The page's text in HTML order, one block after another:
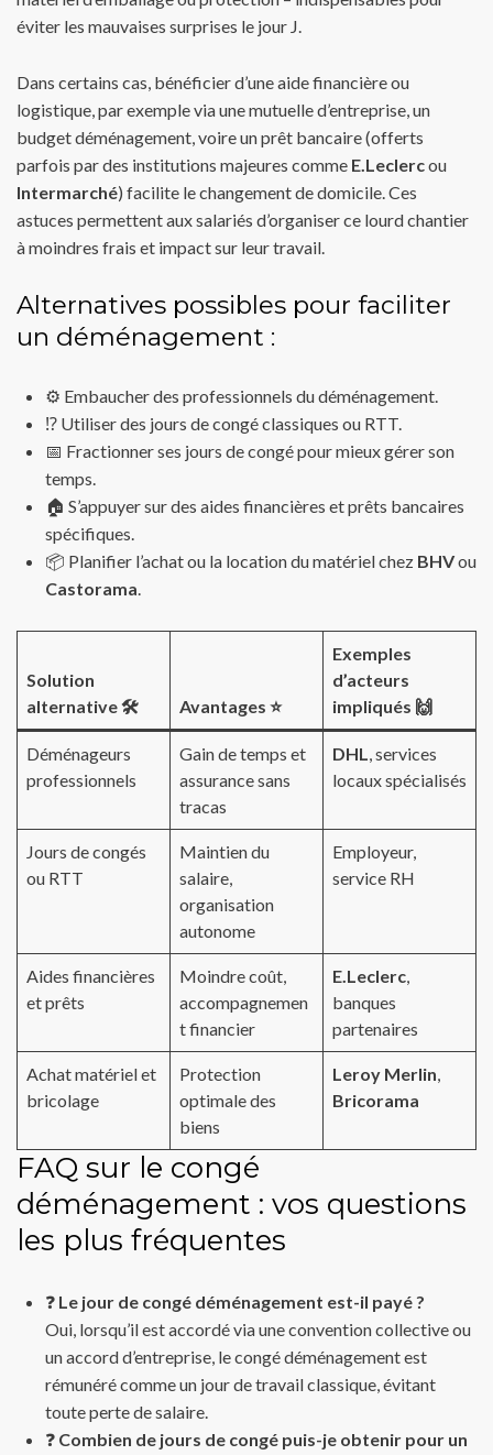
éviter les mauvaises surprises le jour J.
Dans certains cas, bénéficier d’une aide financière ou
logistique, par exemple via une mutuelle d’entreprise, un
budget déménagement, voire un prêt bancaire (offerts
parfois par des institutions majeures comme E.Leclercou
Intermarché) facilite le changement de domicile. Ces
astuces permettent aux salariés d’organiser ce lourd chantier
à moindres frais et impact sur leur travail.
Alternatives possibles pour faciliter
un déménagement :
⚙️ Embaucher des professionnels du déménagement.
⁉️ Utiliser des jours de congé classiques ou RTT.
📅 Fractionner ses jours de congé pour mieux gérer son
temps.
🏠 S’appuyer sur des aides financières et prêts bancaires
spécifiques.
📦 Planifier l’achat ou la location du matériel chez BHVou
Castorama.
Solution
alternative 🛠️
Avantages ⭐
Exemples
d’acteurs
impliqués 🙌
Déménageurs
professionnels
Gain de temps et
assurance sans
tracas
DHL, services
locaux spécialisés
Jours de congés
ou RTT
Maintien du
salaire,
organisation
autonome
Employeur,
service RH
Aides financières
et prêts
Moindre coût,
accompagnemen
t financier
E.Leclerc,
banques
partenaires
Achat matériel et
bricolage
Protection
optimale des
biens
Leroy Merlin,
Bricorama
FAQ sur le congé
déménagement : vos questions
les plus fréquentes
❓ Le jour de congé déménagement est-il payé ?
Oui, lorsqu’il est accordé via une convention collective ou
un accord d’entreprise, le congé déménagement est
rémunéré comme un jour de travail classique, évitant
toute perte de salaire.
❓ Combien de jours de congé puis-je obtenir pour un